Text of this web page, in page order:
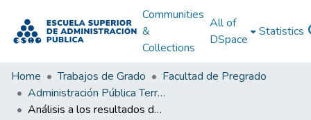
Communities
&
Collections
All of
DSpace
Statistics
Home Trabajos de Grado
Facultad de Pregrado
Administración Pública Territorial (APT)
Análisis a los resultados del control fiscal interno de algunas entidades municipales de Boyacá vigencia 2023: hallazgos, riesgos y observaciones